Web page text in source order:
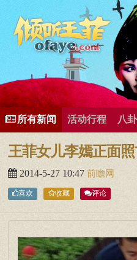
有歌曲专辑
王菲新闻王菲的精美图片
王菲精彩
所有新闻 活动行程 八卦
王菲女儿李嫣正面
2014-5-27 10:47 前瞻网
喜欢 收藏 评论